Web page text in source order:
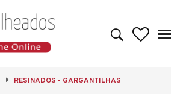
RESINADOS - GARGANTILHAS